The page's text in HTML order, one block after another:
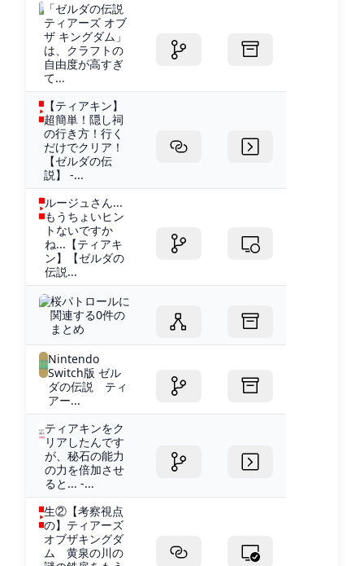
「ゼルダの伝説
ティアーズ オブ
ザ キングダム」
は、クラフトの
自由度が高すぎ
て...
【ティアキン】
超簡単！隠し祠
の行き方！行く
だけでクリア！
【ゼルダの伝
説】 -...
ルージュさん...
もうちょいヒン
トないですか
ね...【ティアキ
ン】【ゼルダの
伝説...
桜パトロールに
関連する0件の
まとめ
Nintendo
Switch版 ゼル
ダの伝説 ティ
アー...
ティアキンをク
リアしたんです
が、秘石の能力
の力を倍加させ
ると... -...
生②【考察視点
の】ティアーズ
オブザキングダ
ム 黄泉の川の